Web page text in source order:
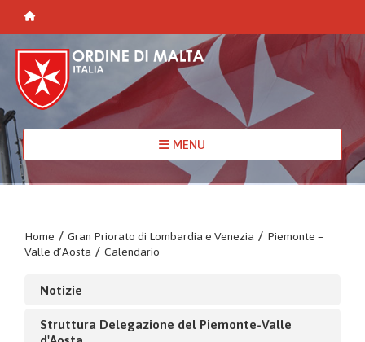
MENU
Home / Gran Priorato di Lombardia e Venezia / Piemonte –
Valle d’Aosta / Calendario
Notizie
Struttura Delegazione del Piemonte-Valle